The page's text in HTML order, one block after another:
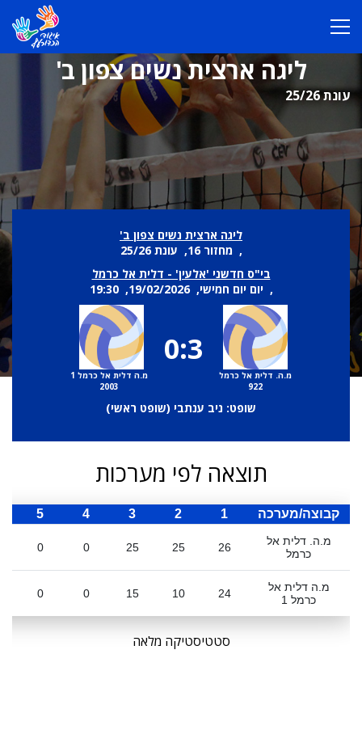
ליגה ארצית נשים צפון ב'
עונת 25/26
ליגה ארצית נשים צפון ב'
, מחזור 16, עונת 25/26
בי"ס חדשני 'אלעין' - דלית אל כרמל
, יום יום חמישי, 19/02/2026, 19:30
מ.ה. דלית אל כרמל
922
0:3
מ.ה דלית אל כרמל 1
2003
שופט: ניב ענתבי (שופט ראשי)
תוצאה לפי מערכות
קבוצה/מערכה 1
2
3
4
5
מ.ה. דלית אל
כרמל
26
25
25
0
0
מ.ה דלית אל
כרמל 1
24
10
15
0
0
סטטיסטיקה מלאה